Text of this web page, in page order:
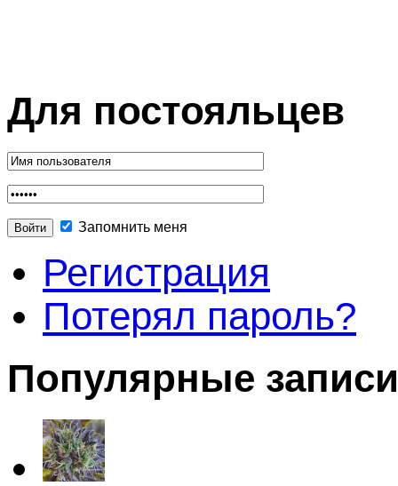
Для постояльцев
Запомнить меня
Регистрация
Потерял пароль?
Популярные записи